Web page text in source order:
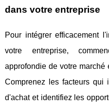
dans votre entreprise
Pour intégrer efficacement
votre entreprise,
approfondie de votre
Comprenez les facteurs qui
d'achat et identifiez les